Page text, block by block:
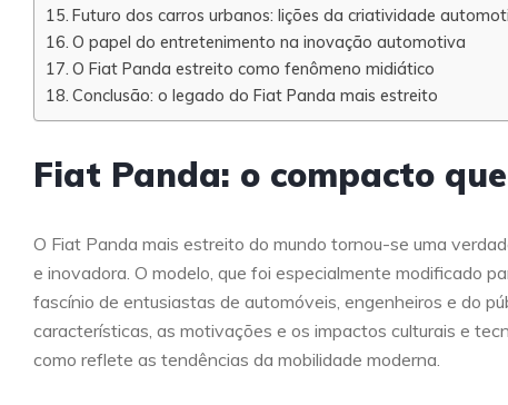
Futuro dos carros urbanos: lições da criatividade
O papel do entretenimento na inovação automotiva
O Fiat Panda estreito como fenômeno midiático
Conclusão: o legado do Fiat Panda mais estreito
Fiat Panda: o compacto
O Fiat Panda mais estreito do mundo tornou-se uma
e inovadora. O modelo, que foi especialmente modificado
fascínio de entusiastas de automóveis, engenheiros e do
características, as motivações e os impactos culturais e
como reflete as tendências da mobilidade moderna.